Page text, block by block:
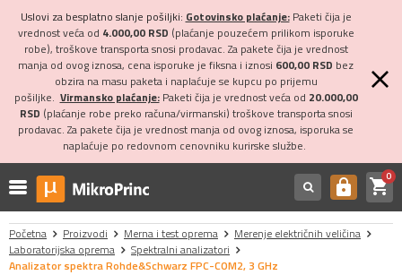
Uslovi za besplatno slanje pošiljki: Gotovinsko plaćanje:Paketi čija je
vrednost veća od 4.000,00 RSD (plaćanje pouzećem prilikom isporuke
robe), troškove transporta snosi prodavac. Za pakete čija je vrednost
manja od ovog iznosa, cena isporuke je fiksna i iznosi 600,00 RSD bez
obzira na masu paketa i naplaćuje se kupcu po prijemu
pošiljke. Virmansko plaćanje:Paketi čija je vrednost veća od 20.000,00
RSD (plaćanje robe preko računa/virmanski) troškove transporta snosi
prodavac. Za pakete čija je vrednost manja od ovog iznosa, isporuka se
naplaćuje po redovnom cenovniku kurirske službe.
https shopping_cart0
Početna Proizvodi Merna i test oprema
Merenje električnih veličina
Laboratorijska oprema
Spektralni analizatori
Analizator spektra Rohde&Schwarz FPC-COM2, 3 GHz